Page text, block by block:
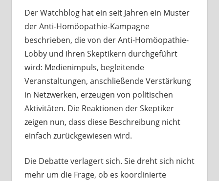
Der Watchblog hat ein seit Jahren ein Muster
der Anti-Homöopathie-Kampagne
beschrieben, die von der Anti-Homöopathie-
Lobby und ihren Skeptikern durchgeführt
wird: Medienimpuls, begleitende
Veranstaltungen, anschließende Verstärkung
in Netzwerken, erzeugen von politischen
Aktivitäten. Die Reaktionen der Skeptiker
zeigen nun, dass diese Beschreibung nicht
einfach zurückgewiesen wird.
Die Debatte verlagert sich. Sie dreht sich nicht
mehr um die Frage, ob es koordinierte